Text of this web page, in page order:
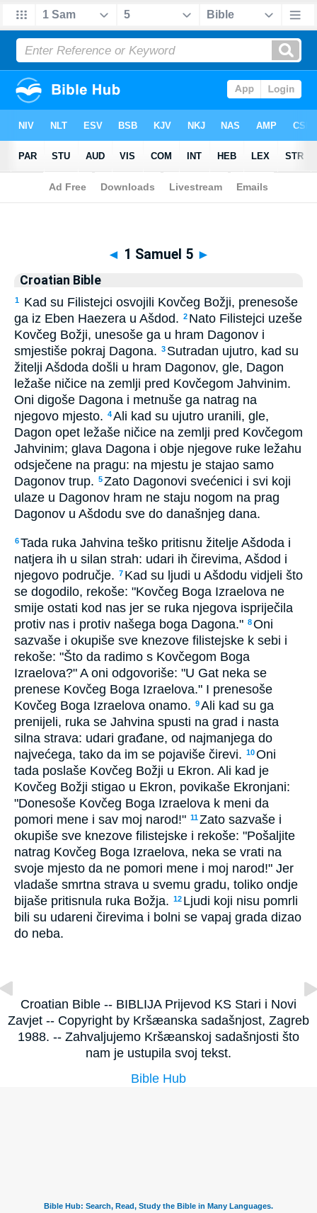
Biblia>Croatian Bible > 1 Samuel 5
◄ 1 Samuel 5 ►
Croatian Bible
1
Kad su Filistejci osvojili Kovčeg Božji, prenesoše
ga iz Eben Haezera u Ašdod. 2 Nato Filistejci uzeše
Kovčeg Božji, unesoše ga u hram Dagonov i
smjestiše pokraj Dagona. 3 Sutradan ujutro, kad su
žitelji Ašdoda došli u hram Dagonov, gle, Dagon
ležaše ničice na zemlji pred Kovčegom Jahvinim.
Oni digoše Dagona i metnuše ga natrag na
njegovo mjesto. 4Ali kad su ujutro uranili, gle,
Dagon opet ležaše ničice na zemlji pred Kovčegom
Jahvinim; glava Dagona i obje njegove ruke ležahu
odsječene na pragu: na mjestu je stajao samo
Dagonov trup. 5Zato Dagonovi svećenici i svi koji
ulaze u Dagonov hram ne staju nogom na prag
Dagonov u Ašdodu sve do današnjeg dana.
6Tada ruka Jahvina teško pritisnu žitelje Ašdoda i
natjera ih u silan strah: udari ih čirevima, Ašdod i
njegovo područje. 7 Kad su ljudi u Ašdodu vidjeli što
se dogodilo, rekoše: "Kovčeg Boga Izraelova ne
smije ostati kod nas jer se ruka njegova ispriječila
protiv nas i protiv našega boga Dagona." 8Oni
sazvaše i okupiše sve knezove filistejske k sebi i
rekoše: "Što da radimo s Kovčegom Boga
Izraelova?" A oni odgovoriše: "U Gat neka se
prenese Kovčeg Boga Izraelova." I prenesoše
Kovčeg Boga Izraelova onamo. 9Ali kad su ga
prenijeli, ruka se Jahvina spusti na grad i nasta
silna strava: udari građane, od najmanjega do
najvećega, tako da im se pojaviše čirevi. 10Oni
tada poslaše Kovčeg Božji u Ekron. Ali kad je
Kovčeg Božji stigao u Ekron, povikaše Ekronjani:
"Donesoše Kovčeg Boga Izraelova k meni da
pomori mene i sav moj narod!" 11Zato sazvaše i
okupiše sve knezove filistejske i rekoše: "Pošaljite
natrag Kovčeg Boga Izraelova, neka se vrati na
svoje mjesto da ne pomori mene i moj narod!" Jer
vladaše smrtna strava u svemu gradu, toliko ondje
bijaše pritisnula ruka Božja. 12 Ljudi koji nisu pomrli
bili su udareni čirevima i bolni se vapaj grada dizao
do neba.
Croatian Bible -- BIBLIJA Prijevod KS Stari i Novi
Zavjet -- Copyright by Kršæanska sadašnjost, Zagreb
1988. -- Zahvaljujemo Kršæanskoj sadašnjosti što
nam je ustupila svoj tekst.
Bible Hub